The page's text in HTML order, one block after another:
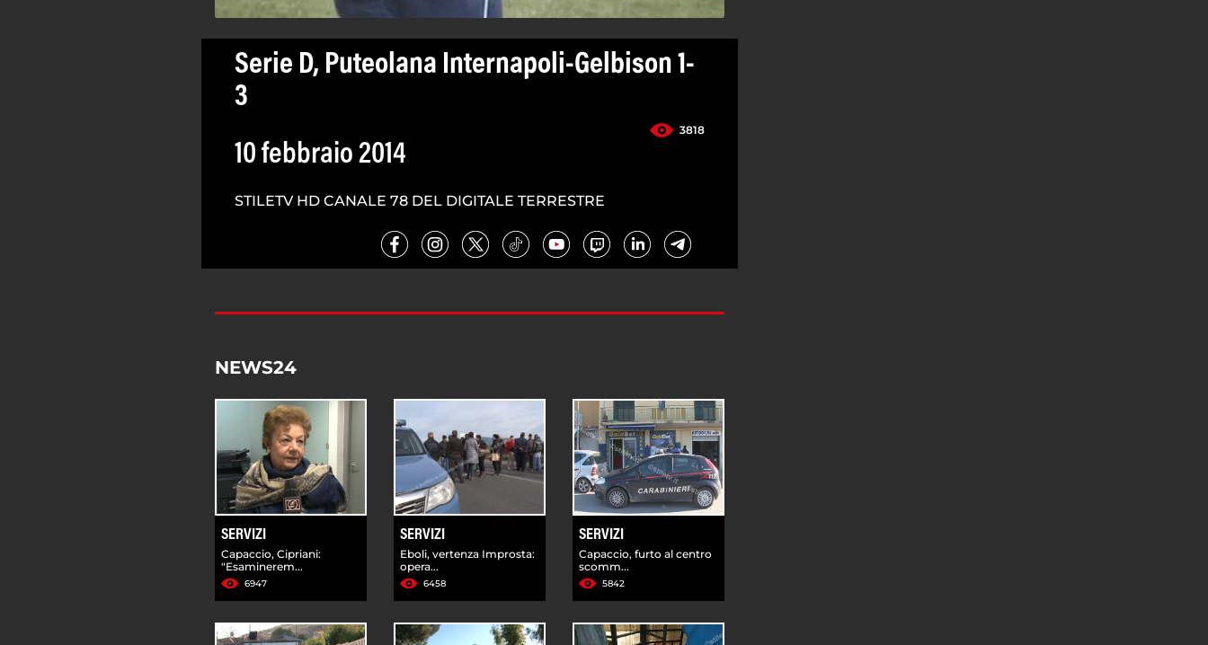
Serie D, Puteolana Internapoli-Gelbison 1-
3
3818
10 febbraio 2014
STILETV HD CANALE 78 DEL DIGITALE TERRESTRE
NEWS24
SERVIZI
Capaccio, Cipriani:
"Esaminerem...
6947
SERVIZI
Eboli, vertenza Improsta:
opera...
6458
SERVIZI
Capaccio, furto al centro
scomm...
5842